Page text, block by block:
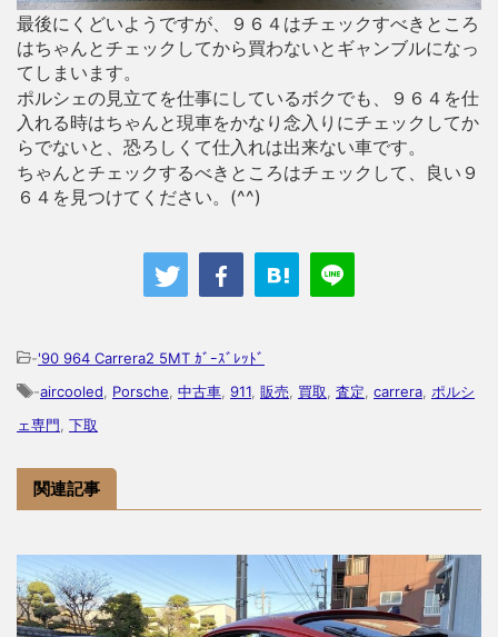
最後にくどいようですが、９６４はチェックすべきところ
はちゃんとチェックしてから買わないとギャンブルになっ
てしまいます。
ポルシェの見立てを仕事にしているボクでも、９６４を仕
入れる時はちゃんと現車をかなり念入りにチェックしてか
らでないと、恐ろしくて仕入れは出来ない車です。
ちゃんとチェックするべきところはチェックして、良い９
６４を見つけてください。(^^)
-'90 964 Carrera2 5MT ｶﾞｰｽﾞﾚｯﾄﾞ
-aircooled Porsche 中古車 911 販売 買取 査定 carrera ポルシ
ェ専門 下取
関連記事